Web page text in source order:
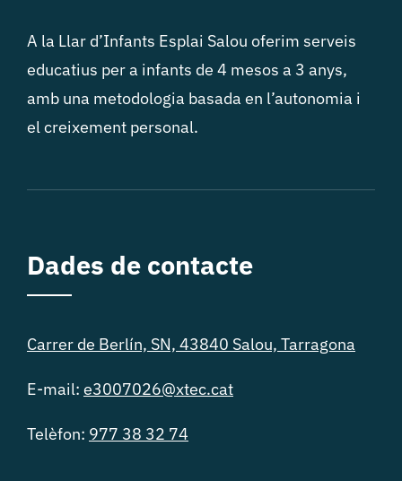
A la Llar d’Infants Esplai Salou oferim serveis
educatius per a infants de 4 mesos a 3 anys,
amb una metodologia basada en l’autonomia i
el creixement personal.
Dades de contacte
Carrer de Berlín, SN, 43840 Salou, Tarragona
E-mail: e3007026@xtec.cat
Telèfon: 977 38 32 74